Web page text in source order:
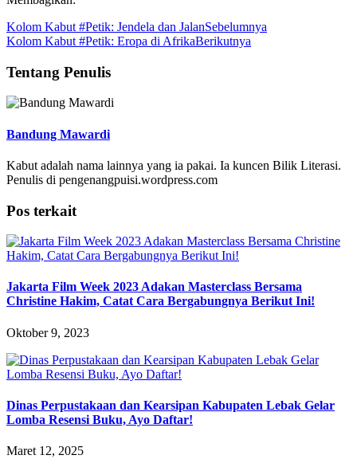
Kolom Kabut #Petik: Jendela dan JalanSebelumnya
Kolom Kabut #Petik: Eropa di AfrikaBerikutnya
Tentang Penulis
Bandung Mawardi
Kabut adalah nama lainnya yang ia pakai. Ia kuncen Bilik Literasi.
Penulis di pengenangpuisi.wordpress.com
Pos terkait
Jakarta Film Week 2023 Adakan Masterclass Bersama
Christine Hakim, Catat Cara Bergabungnya Berikut Ini!
Oktober 9, 2023
Dinas Perpustakaan dan Kearsipan Kabupaten Lebak Gelar
Lomba Resensi Buku, Ayo Daftar!
Maret 12, 2025